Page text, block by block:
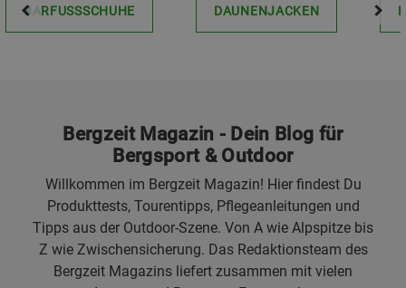
BARFUSSSCHUHE DAUNENJACKEN
Bergzeit Magazin - Dein Blog für
Bergsport & Outdoor
Willkommen im Bergzeit Magazin! Hier findest Du
Produkttests, Tourentipps, Pflegeanleitungen und
Tipps aus der Outdoor-Szene. Von A wie Alpspitze bis
Z wie Zwischensicherung. Das Redaktionsteam des
Bergzeit Magazins liefert zusammen mit vielen